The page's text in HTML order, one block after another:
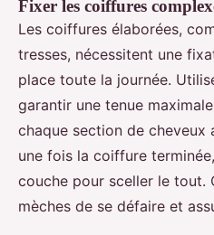
Fixer les coiffures
Les coiffures élaborées,
tresses, nécessitent une
place toute la journée.
garantir une tenue
chaque section de cheveux
une fois la coiffure
couche pour sceller le tout.
mèches de se défaire et